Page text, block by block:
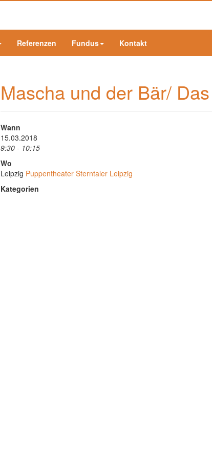
Referenzen Fundus Kontakt
Mascha und der Bär/
Wann
15.03.2018
9:30 - 10:15
Wo
Leipzig Puppentheater Sterntaler Leipzig
Kategorien